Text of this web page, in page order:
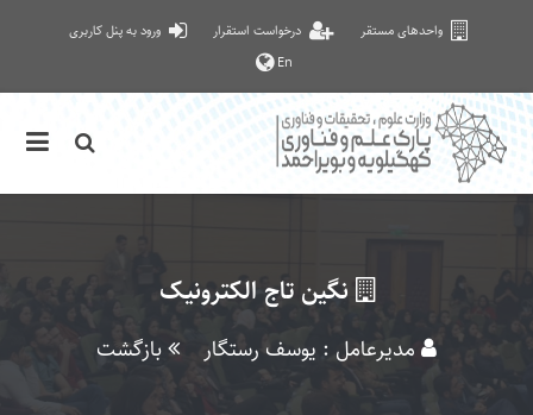
واحدهای مستقر درخواست استقرار
ورود به پنل کاربری
En
نگین تاج الکترونیک
مدیرعامل : یوسف رستگار بازگشت